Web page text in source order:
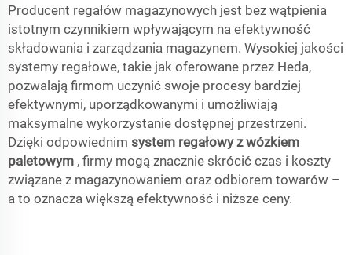
Producent regałów magazynowych jest bez wątpienia
istotnym czynnikiem wpływającym na efektywność
składowania i zarządzania magazynem. Wysokiej jakości
systemy regałowe, takie jak oferowane przez Heda,
pozwalają firmom uczynić swoje procesy bardziej
efektywnymi, uporządkowanymi i umożliwiają
maksymalne wykorzystanie dostępnej przestrzeni.
Dzięki odpowiednim system regałowy z wózkiem
paletowym , firmy mogą znacznie skrócić czas i koszty
związane z magazynowaniem oraz odbiorem towarów –
a to oznacza większą efektywność i niższe ceny.